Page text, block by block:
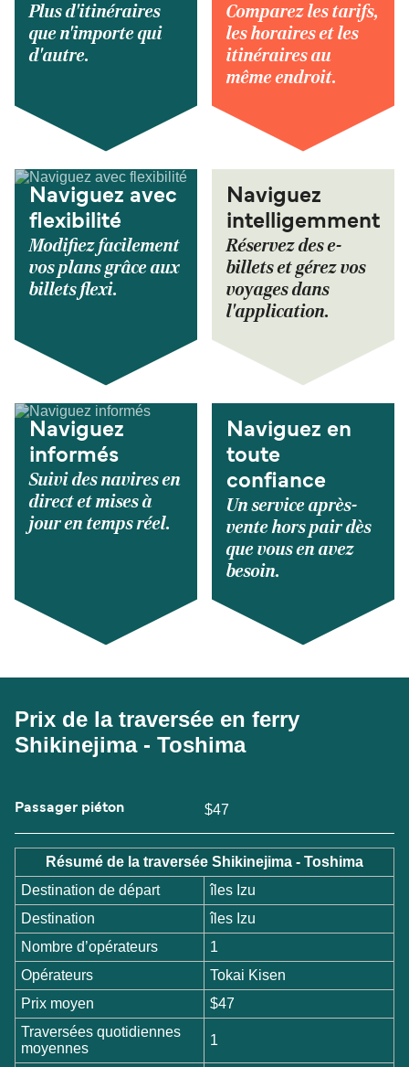
Plus d'itinéraires
que n'importe qui
d'autre.
Comparez les tarifs,
les horaires et les
itinéraires au
même endroit.
Naviguez avec
flexibilité
Modifiez facilement
vos plans grâce aux
billets flexi.
Naviguez
intelligemment
Réservez des e-
billets et gérez vos
voyages dans
l'application.
Naviguez
informés
Suivi des navires en
direct et mises à
jour en temps réel.
Naviguez en
toute
confiance
Un service après-
vente hors pair dès
que vous en avez
besoin.
Prix de la traversée en ferry
Shikinejima - Toshima
Passager piéton $47
Résumé de la traversée Shikinejima - Toshima
Destination de départ
îles Izu
Destination
îles Izu
Nombre d’opérateurs
1
Opérateurs
Tokai Kisen
Prix moyen
$47
Traversées quotidiennes
moyennes
1